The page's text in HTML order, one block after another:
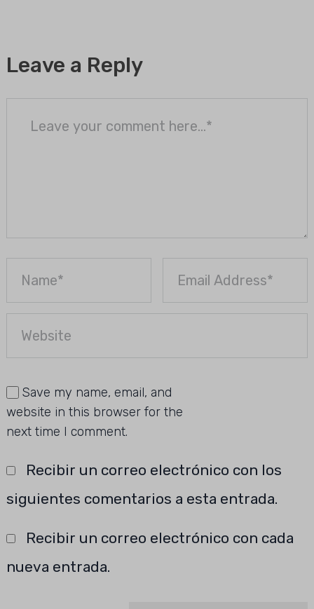
Leave a Reply
Save my name, email, and
website in this browser for the
next time I comment.
Recibir un correo electrónico con los
siguientes comentarios a esta entrada.
Recibir un correo electrónico con cada
nueva entrada.